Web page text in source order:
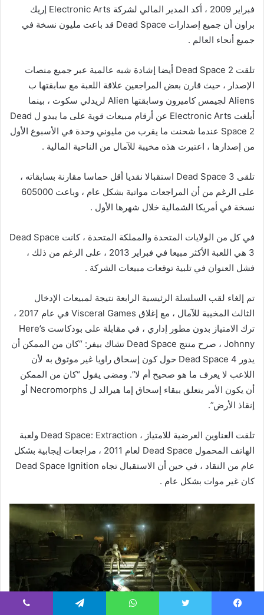
فبراير 2009 ، أكد المدير المالي لشركة Electronic Arts إريك
براون أن جميع إصدارات Dead Space قد باعت مليون نسخة في
جميع أنحاء العالم .
تلقت Dead Space 2 أيضا إشادة شبه عالمية عبر جميع منصات
الإصدار ، حيث قارن بعض المراجعين علاقة اللعبة مع سابقتها ب
Aliens لجيمس كاميرون وسابقتها Alien لريدلي سكوت ، بينما
أبلغت Electronic Arts عن أرقام مبيعات قوية على ما يبدو ل Dead
Space 2 عندما شحنت ما يقرب من مليوني وحدة في الأسبوع الأول
من إصدارها ، اعتبرت هذه مخيبة للآمال من الناحية المالية .
تلقى Dead Space 3 استقبالا نقديا أقل حماسا مقارنة بسابقاته ،
على الرغم من أن المراجعات مواتية بشكل عام ، وباعت 605000
نسخة في أمريكا الشمالية خلال شهرها الأول .
في كل من الولايات المتحدة والمملكة المتحدة ، كانت Dead Space
3 هي اللعبة الأكثر مبيعا في فبراير 2013 ، على الرغم من ذلك ،
فشل العنوان في تلبية توقعات مبيعات الشركة .
تم إلغاء لقب السلسلة الرئيسية الرابعة نتيجة لمبيعات الإدخال
الثالث المخيبة للآمال ، مع إغلاق Visceral Games في عام 2017 ،
ترك الامتياز بدون مطور إداري ، في مقابلة على بودكاست Here’s
Johnny ، صرح منتج Dead Space تشاك بيفر: “كان من الممكن أن
يدور Dead Space 4 حول كون إسحاق راويا غير موثوق به لأن
اللاعب لا يعرف ما هو صحيح أم لا”. ومضى يقول “كان من الممكن
أن يكون الأمر يتعلق ببقاء إسحاق إما هيرالد ل Necromorphs أو
إنقاذ الأرض”.
تلقت العناوين العرضية للامتياز ، Dead Space: Extraction ولعبة
الهاتف المحمول Dead Space لعام 2011 ، مراجعات إيجابية بشكل
عام من النقاد ، في حين أن الاستقبال تجاه Dead Space Ignition
كان غير موات بشكل عام .